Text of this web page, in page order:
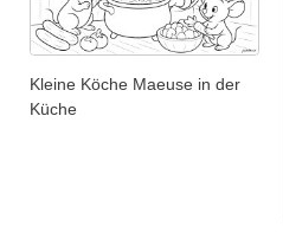
Kleine Köche Maeuse in der
Küche